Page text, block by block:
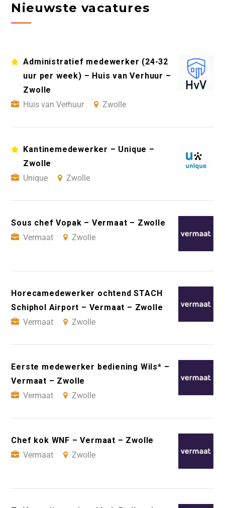
Nieuwste vacatures
Administratief medewerker (24-32
uur per week) – Huis van Verhuur –
Zwolle
Huis van Verhuur
Zwolle
Kantinemedewerker – Unique –
Zwolle
Unique
Zwolle
Sous chef Vopak – Vermaat – Zwolle
Vermaat
Zwolle
Horecamedewerker ochtend STACH
Schiphol Airport – Vermaat – Zwolle
Vermaat
Zwolle
Eerste medewerker bediening Wils* –
Vermaat – Zwolle
Vermaat
Zwolle
Chef kok WNF – Vermaat – Zwolle
Vermaat
Zwolle